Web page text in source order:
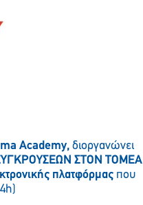
Academy, διοργανώνει
ΣΤΟΝ ΤΟΜΕΑ
πλατφόρμας που